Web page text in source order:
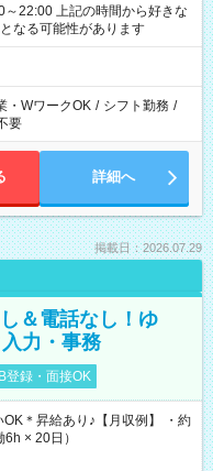
から好きな
なる可能性があります
・WワークOK / シフト勤務 /
要
詳細へ
掲載日：2026.07.29
＆電話なし！ゆ
力・事務
登録・面接OK
＊昇給あり♪【月収例】 ・約
× 20日）